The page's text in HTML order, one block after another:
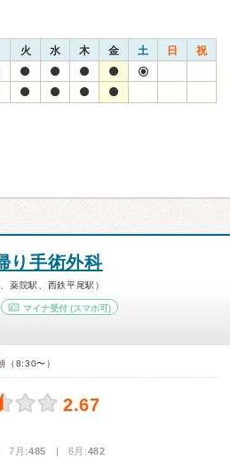
火 水 木 金 土 日 祝
り手術外科
薬院駅、西鉄平尾駅）
マイナ受付 (スマホ可)
（8:30〜）
2.67
7月:485 | 6月:482